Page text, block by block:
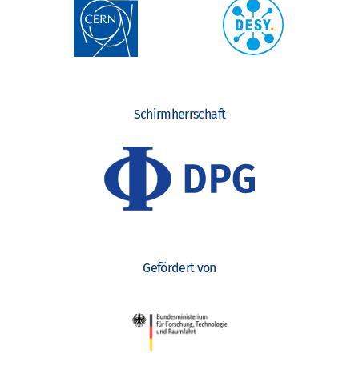
Schirmherrschaft
Gefördert von